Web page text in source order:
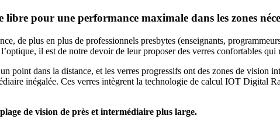
libre pour une performance maximale dans les zones
de plus en plus de professionnels presbytes (enseignants,
il est de notre devoir de leur proposer des verres confortables qui
point dans la distance, et les verres progressifs ont des zones de vision
inégalée. Ces verres intègrent la technologie de calcul IOT Digital
de vision de près et intermédiaire plus large.